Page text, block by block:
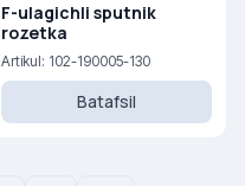
F-ulagichli sputnik
rozetka
Artikul: 102-190005-130
Batafsil